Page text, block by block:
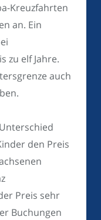
Kreuzfahrten
an. Ein
zu elf Jahre.
auch
den Preis
Preis sehr
Buchungen